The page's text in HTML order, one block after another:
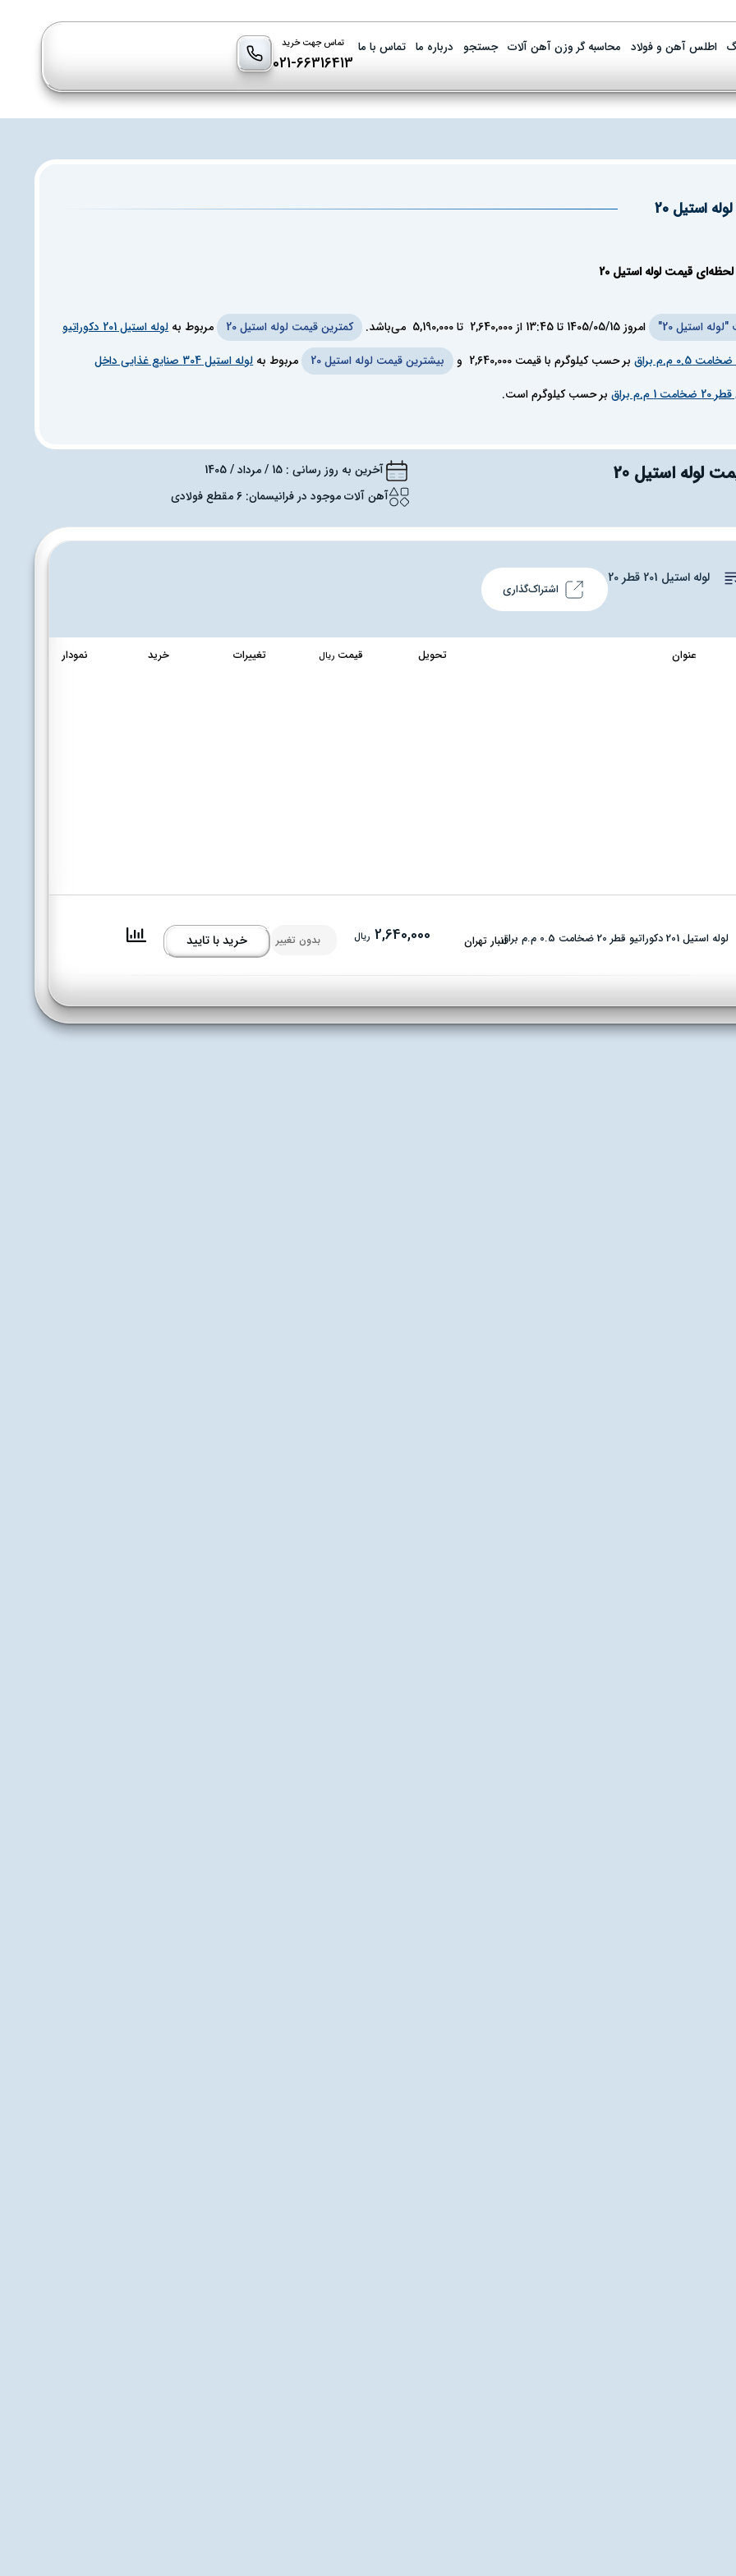
اطلس آهن و فولاد محاسبه گر وزن آهن آلات جستجو درباره ما تماس با ما تماس جهت خرید
021-66316413
لوله استیل 20
قیمت لوله استیل 20
استیل 20" امروز1405/05/15 تا13:45 از2,640,000 تا5,190,000 می‌باشد. کمترین قیمت لوله استیل 20 مربوط به
لوله استیل 201 دکوراتیو
بر حسب کیلوگرم با قیمت 2,640,000 و بیشترین قیمت لوله استیل 20 مربوط به
لوله استیل 304 صنایع غذایی داخل
1 م.م براق
بر حسب کیلوگرم است.
لوله استیل 20
آخرین به روز رسانی : 15 / مرداد / 1405
آهن آلات موجود در فرانیسمان: 6 مقطع فولادی
لوله استیل 201 قطر 20
اشتراک‌گذاری
عنوان تحویل قیمت ریال تغییرات خرید نمودار
انبار تهران 2,640,000 ریال بدون تغییر خرید با تایید لوله استیل 201 دکوراتیو قطر 20 ضخامت 0.5 م.م براق